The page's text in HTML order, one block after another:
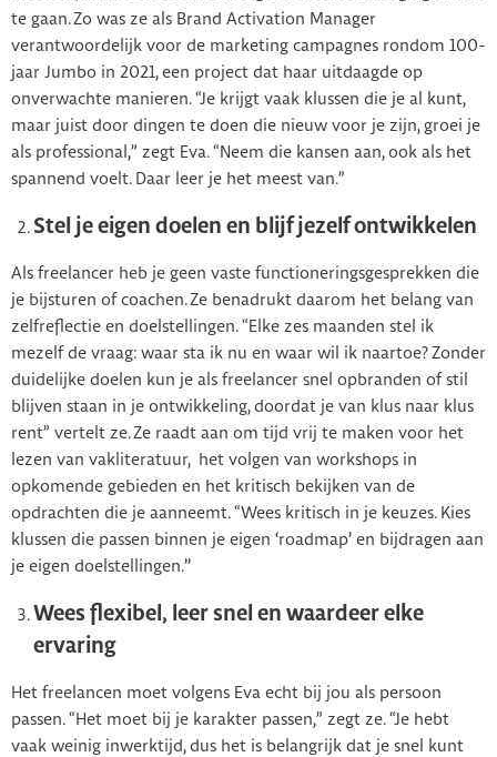
te gaan. Zo was ze als Brand Activation Manager
verantwoordelijk voor de marketing campagnes rondom 100-
jaar Jumbo in 2021, een project dat haar uitdaagde op
onverwachte manieren. “Je krijgt vaak klussen die je al kunt,
maar juist door dingen te doen die nieuw voor je zijn, groei je
als professional,” zegt Eva. “Neem die kansen aan, ook als het
spannend voelt. Daar leer je het meest van.”
Stel je eigen doelen en blijf jezelf ontwikkelen
Als freelancer heb je geen vaste functioneringsgesprekken die
je bijsturen of coachen. Ze benadrukt daarom het belang van
zelfreflectie en doelstellingen. “Elke zes maanden stel ik
mezelf de vraag: waar sta ik nu en waar wil ik naartoe? Zonder
duidelijke doelen kun je als freelancer snel opbranden of stil
blijven staan in je ontwikkeling, doordat je van klus naar klus
rent” vertelt ze. Ze raadt aan om tijd vrij te maken voor het
lezen van vakliteratuur, het volgen van workshops in
opkomende gebieden en het kritisch bekijken van de
opdrachten die je aanneemt. “Wees kritisch in je keuzes. Kies
klussen die passen binnen je eigen ‘roadmap’ en bijdragen aan
je eigen doelstellingen.’’
Wees flexibel, leer snel en waardeer elke
ervaring
Het freelancen moet volgens Eva echt bij jou als persoon
passen. “Het moet bij je karakter passen,” zegt ze. “Je hebt
vaak weinig inwerktijd, dus het is belangrijk dat je snel kunt